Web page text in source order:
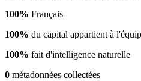
100% Français
100% du capital appartient à
100% fait d'intelligence naturelle
0 métadonnées collectées